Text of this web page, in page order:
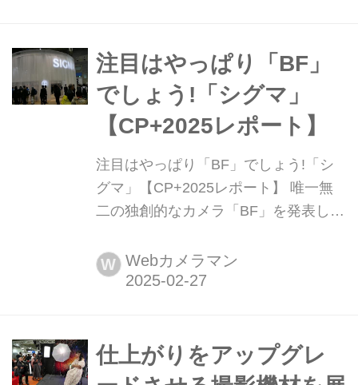
注目はやっぱり「BF」
でしょう!「シグマ」
【CP+2025レポート】
注目はやっぱり「BF」でしょう!「シ
グマ」【CP+2025レポート】 唯一無
二の独創的なカメラ「BF」を発表し
日の早い時間から一目見てみたい人で
大行列でした!
W Webカメラマン
仕上がりをアップグレ